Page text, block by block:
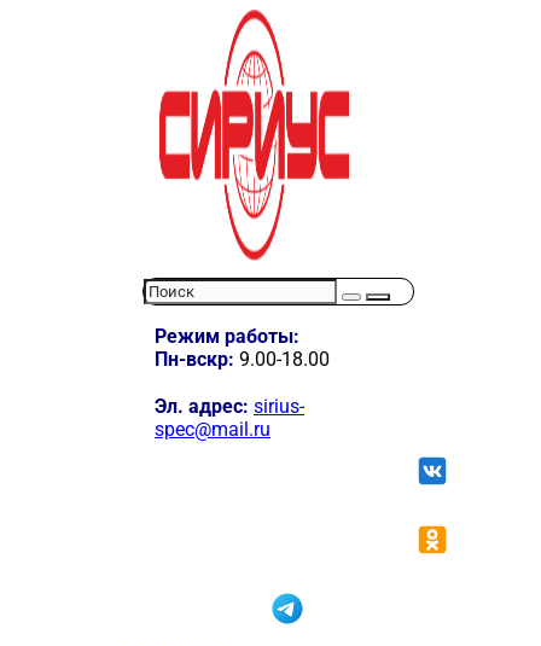
Режим работы:
Пн-вскр: 9.00-18.00
Эл. адрес: sirius-
spec@mail.ru